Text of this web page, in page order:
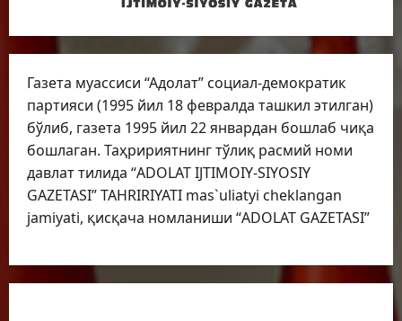
Газета муассиси “Адолат” социал-демократик
партияси (1995 йил 18 февралда ташкил этилган)
бўлиб, газета 1995 йил 22 январдан бошлаб чиқа
бошлаган. Таҳририятнинг тўлиқ расмий номи
давлат тилида “ADOLAT IJTIMOIY-SIYOSIY
GAZETASI” TAHRIRIYATI mas`uliatyi cheklangan
jamiyati, қисқача номланиши “ADOLAT GAZETASI”